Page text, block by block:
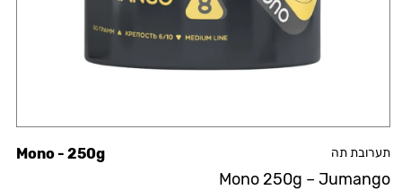
תערובת תה
Mono 250g – Jumango
Mono - 250g